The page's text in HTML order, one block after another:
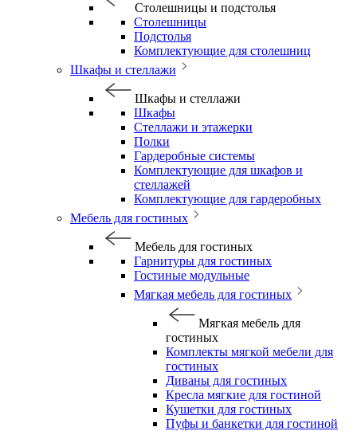
Столешницы и подстолья
Столешницы
Подстолья
Комплектующие для столешниц
Шкафы и стеллажи
Шкафы и стеллажи
Шкафы
Стеллажи и этажерки
Полки
Гардеробные системы
Комплектующие для шкафов и
стеллажей
Комплектующие для гардеробных
Мебель для гостиных
Мебель для гостиных
Гарнитуры для гостиных
Гостиные модульные
Мягкая мебель для гостиных
Мягкая мебель для
гостиных
Комплекты мягкой мебели для
гостиных
Диваны для гостиных
Кресла мягкие для гостиной
Кушетки для гостиных
Пуфы и банкетки для гостиной